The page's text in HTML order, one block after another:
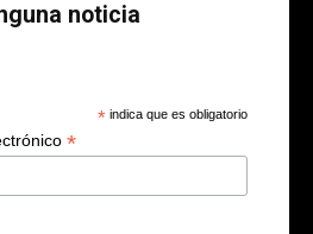
noticia
* indica que es obligatorio
*